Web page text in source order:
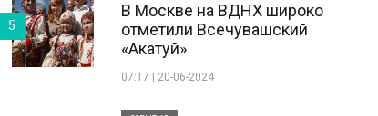
В Москве на ВДНХ широко
отметили Всечувашский
«Акатуй»
07:17 | 20-06-2024
5